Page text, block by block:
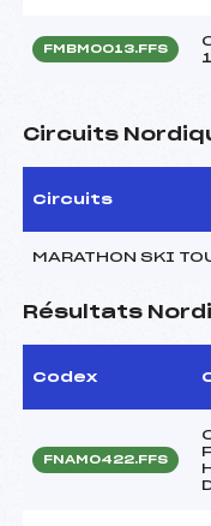
FMBM0013.FFS
Circuits
Circuits
MARATHON SKI
Résultats
Codex
FNAM0422.FFS